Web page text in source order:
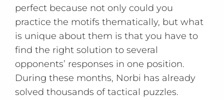
perfect because not only could you
practice the motifs thematically, but what
is unique about them is that you have to
find the right solution to several
opponents’ responses in one position.
During these months, Norbi has already
solved thousands of tactical puzzles.